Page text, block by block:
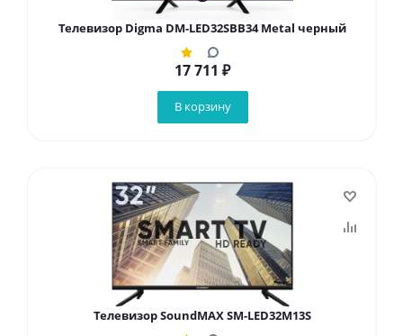
Телевизор Digma DM-LED32SBB34 Metal черный
17 711 ₽
В корзину
Телевизор SoundMAX SM-LED32M13S